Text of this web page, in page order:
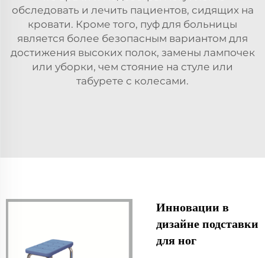
обследовать и лечить пациентов, сидящих на
кровати. Кроме того, пуф для больницы
является более безопасным вариантом для
достижения высоких полок, замены лампочек
или уборки, чем стояние на стуле или
табурете с колесами.
Инновации в
дизайне подставки
для ног